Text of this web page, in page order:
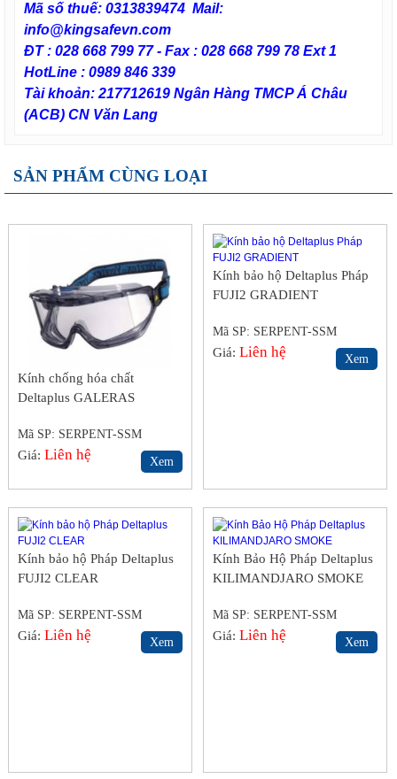
Mã số thuế: 0313839474 Mail:
info@kingsafevn.com
ĐT : 028 668 799 77 - Fax : 028 668 799 78 Ext 1
HotLine : 0989 846 339
Tài khoản: 217712619 Ngân Hàng TMCP Á Châu
(ACB) CN Văn Lang
SẢN PHẨM CÙNG LOẠI
Kính chống hóa chất
Deltaplus GALERAS
Mã SP: SERPENT-SSM
Giá:Liên hệ Xem
Kính bảo hộ Deltaplus Pháp
FUJI2 GRADIENT
Mã SP: SERPENT-SSM
Giá:Liên hệ Xem
Kính bảo hộ Pháp Deltaplus
FUJI2 CLEAR
Mã SP: SERPENT-SSM
Giá:Liên hệ Xem
Kính Bảo Hộ Pháp Deltaplus
KILIMANDJARO SMOKE
Mã SP: SERPENT-SSM
Giá:Liên hệ Xem